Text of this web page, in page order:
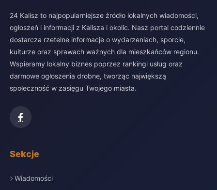
24 Kalisz to najpopularniejsze źródło lokalnych wiadomości,
ogłoszeń i informacji z Kalisza i okolic. Nasz portal codziennie
dostarcza rzetelne informacje o wydarzeniach, sporcie,
kulturze oraz sprawach ważnych dla mieszkańców regionu.
Wspieramy lokalny biznes poprzez rankingi usług oraz
darmowe ogłoszenia drobne, tworząc największą
społeczność w zasięgu Twojego miasta.
Sekcje
Wiadomości